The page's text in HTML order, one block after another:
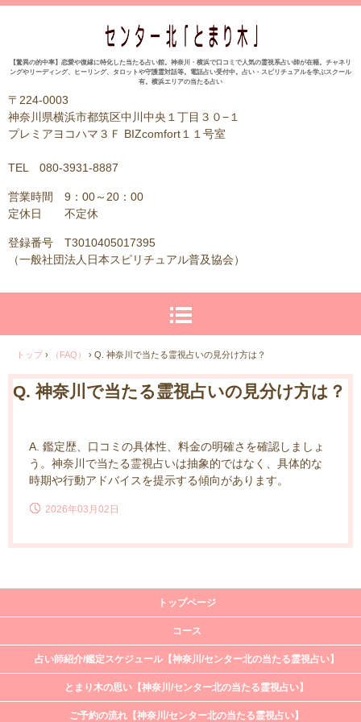
【驚異の的中率】恋愛や復縁に特化した当たる占い館。神奈川・横浜で口コミで人気の霊視系占い師が在籍。チャネリ
ングやリーディング、ヒーリング、タロットや守護霊対話等。電話占い受付中。占い・スピリチュアルを学ぶスクール
有。横浜エリアの当たる占い
〒224-0003
神奈川県横浜市都筑区中川中央１丁目３０−１
プレミアヨコハマ３Ｆ BIZcomfort１１号室
TEL 080-3931-8887
営業時間 9：00～20：00
定休日 不定休
登録番号 T3010405017395
（一般社団法人日本スピリチュアル普及協会）
トップ › （FAQ） › Q. 神奈川で当たる霊視占いの見分け方は？
Q. 神奈川で当たる霊視占いの見分け方は？
A. 鑑定歴、口コミの具体性、料金の明確さを確認しましょ
う。神奈川で当たる霊視占いは抽象的ではなく、具体的な
時期や行動アドバイスを提示する傾向があります。
2026年03月02日
トップページ
コース
占い師紹介/鑑定スケジュール【神奈川/センター北の当たる霊視占い】
とまり木の思い【神奈川/センター北の当たる霊視占い】
ご予約の流れ【神奈川/センター北の当たる霊視占い】